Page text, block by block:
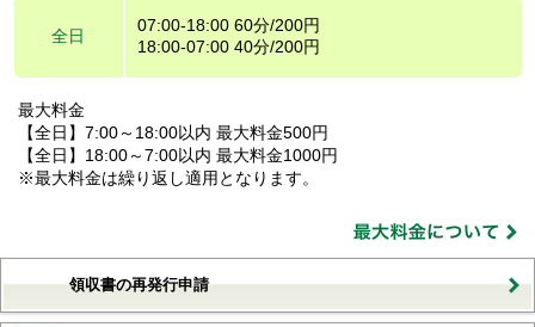
全日
07:00-18:00 60分/200円
18:00-07:00 40分/200円
最大料金
【全日】7:00～18:00以内 最大料金500円
【全日】18:00～7:00以内 最大料金1000円
※最大料金は繰り返し適用となります。
領収書の再発行申請